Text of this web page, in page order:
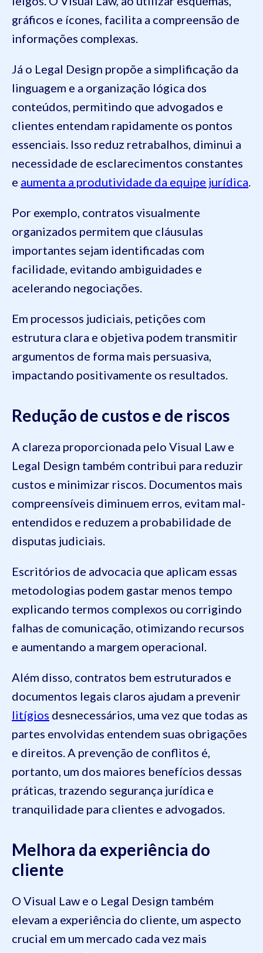
gráficos e ícones, facilita a compreensão de
informações complexas.
Já o Legal Design propõe a simplificação da
linguagem e a organização lógica dos
conteúdos, permitindo que advogados e
clientes entendam rapidamente os pontos
essenciais. Isso reduz retrabalhos, diminui a
necessidade de esclarecimentos constantes
e aumenta a produtividade da equipe jurídica.
Por exemplo, contratos visualmente
organizados permitem que cláusulas
importantes sejam identificadas com
facilidade, evitando ambiguidades e
acelerando negociações.
Em processos judiciais, petições com
estrutura clara e objetiva podem transmitir
argumentos de forma mais persuasiva,
impactando positivamente os resultados.
Redução de custos e de riscos
A clareza proporcionada pelo Visual Law e
Legal Design também contribui para reduzir
custos e minimizar riscos. Documentos mais
compreensíveis diminuem erros, evitam mal-
entendidos e reduzem a probabilidade de
disputas judiciais.
Escritórios de advocacia que aplicam essas
metodologias podem gastar menos tempo
explicando termos complexos ou corrigindo
falhas de comunicação, otimizando recursos
e aumentando a margem operacional.
Além disso, contratos bem estruturados e
documentos legais claros ajudam a prevenir
litígios desnecessários, uma vez que todas as
partes envolvidas entendem suas obrigações
e direitos. A prevenção de conflitos é,
portanto, um dos maiores benefícios dessas
práticas, trazendo segurança jurídica e
tranquilidade para clientes e advogados.
Melhora da experiência do
cliente
O Visual Law e o Legal Design também
elevam a experiência do cliente, um aspecto
crucial em um mercado cada vez mais